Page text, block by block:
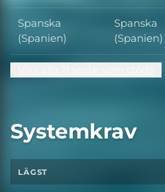
Spanska
(Spanien)
Spanska
(Spanien)
Systemkrav
LÄGST